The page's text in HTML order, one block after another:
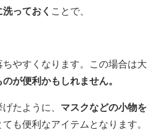
っておく ことで、
やすくなります。この場合は大
が便利かもしれません。
たように、 マスクなどの小物を
ても便利なアイテムとなります。